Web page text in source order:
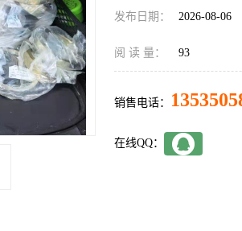
发布日期： 2026-08-06
阅 读 量： 93
销售电话：
在线QQ：